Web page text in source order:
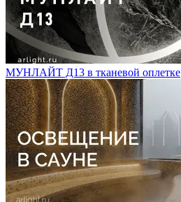
МУНЛАЙТ Д13 в тканевой оплетке